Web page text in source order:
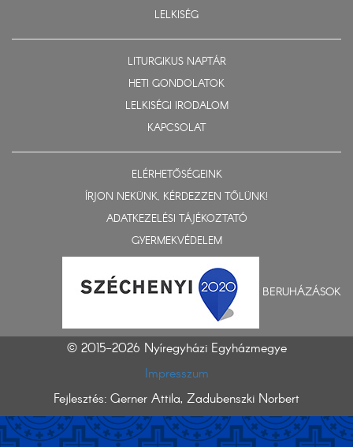
LELKISÉG
LITURGIKUS NAPTÁR
HETI GONDOLATOK
LELKISÉGI IRODALOM
KAPCSOLAT
ELÉRHETŐSÉGEINK
ÍRJON NEKÜNK, KÉRDEZZEN TŐLÜNK!
ADATKEZELÉSI TÁJÉKOZTATÓ
GYERMEKVÉDELEM
BERUHÁZÁSOK
© 2015-2026 Nyíregyházi Egyházmegye
Impresszum
Fejlesztés: Gerner Attila, Zadubenszki Norbert